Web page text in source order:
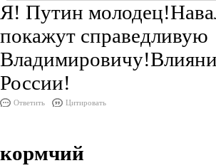
Я! Путин
покажут
России!
Ответить Цитировать
кормчий